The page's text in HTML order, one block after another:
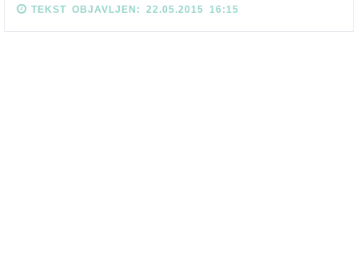
TEKST OBJAVLJEN: 22.05.2015 16:15